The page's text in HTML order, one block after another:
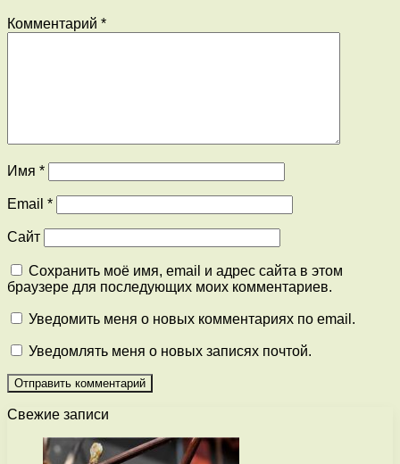
Комментарий *
Имя *
Email *
Сайт
Сохранить моё имя, email и адрес сайта в этом
браузере для последующих моих комментариев.
Уведомить меня о новых комментариях по email.
Уведомлять меня о новых записях почтой.
Свежие записи